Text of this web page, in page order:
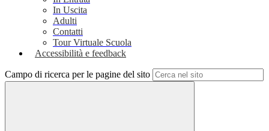
In Uscita
Adulti
Contatti
Tour Virtuale Scuola
Accessibilità e feedback
Campo di ricerca per le pagine del sito